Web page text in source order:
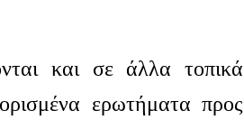
και σε άλλα τοπικά
ερωτήματα προς